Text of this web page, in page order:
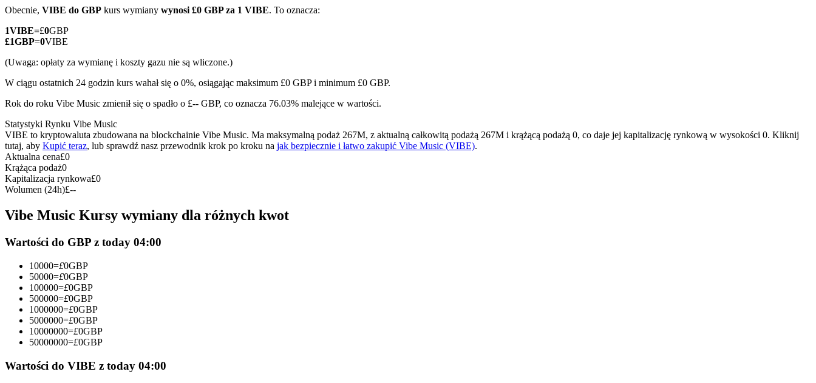
TradFi
Instrumenty pochodne na akcje, forex, metale szlachetne i towary
Kontrakty terminowe na USDC
Dołącz do najlepszych traderów
Obecnie, VIBE do GBP kurs wymiany wynosi £0 GBP za 1 VIBE. To oznacza:
1VIBE=£0GBP
£1GBP=0VIBE
(Uwaga: opłaty za wymianę i koszty gazu nie są wliczone.)
W ciągu ostatnich 24 godzin kurs wahał się o 0%, osiągając maksimum £0 GBP i minimum £0 GBP.
Rok do roku Vibe Music zmienił się o spadło o £-- GBP, co oznacza 76.03% malejące w wartości.
Statystyki Rynku Vibe Music
VIBE to kryptowaluta zbudowana na blockchainie Vibe Music. Ma maksymalną podaż 267M, z aktualną całkowitą podażą 267M i krążącą podażą 0, co daje jej kapitalizację rynkową w wysokości 0. Kliknij
tutaj, aby Kupić teraz, lub sprawdź nasz przewodnik krok po kroku na jak bezpiecznie i łatwo zakupić Vibe Music (VIBE).
Aktualna cena£0
Krążąca podaż0
Kapitalizacja rynkowa£0
Wolumen (24h)£--
Vibe Music Kursy wymiany dla różnych kwot
Wartości do GBP z today 04:00
10000=£0GBP
50000=£0GBP
100000=£0GBP
500000=£0GBP
1000000=£0GBP
5000000=£0GBP
10000000=£0GBP
50000000=£0GBP
Wartości do VIBE z today 04:00